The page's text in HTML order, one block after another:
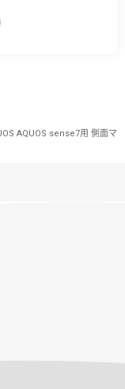
AQUOS sense7用 側面マ